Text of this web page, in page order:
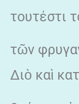
τουτέστι
τῶν
Διὸ καὶ